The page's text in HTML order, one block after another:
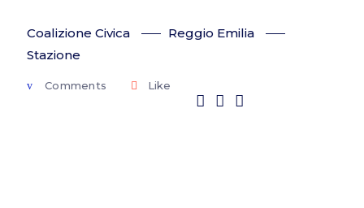
Coalizione Civica
Reggio Emilia
Stazione
Comments Like